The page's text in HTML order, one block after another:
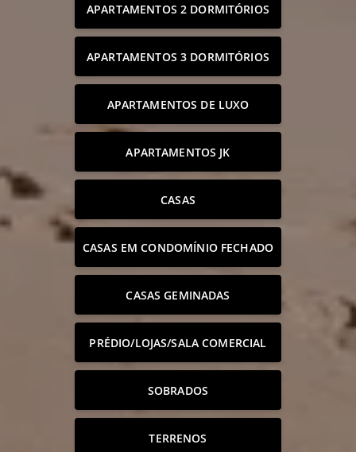
APARTAMENTOS 2 DORMITÓRIOS
APARTAMENTOS 3 DORMITÓRIOS
APARTAMENTOS DE LUXO
APARTAMENTOS JK
CASAS
CASAS EM CONDOMÍNIO FECHADO
CASAS GEMINADAS
PRÉDIO/LOJAS/SALA COMERCIAL
SOBRADOS
TERRENOS